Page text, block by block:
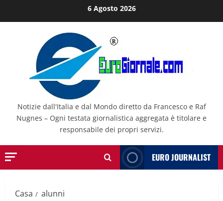
al
6 Agosto 2026
Notizie dall'Italia e dal Mondo diretto da Francesco e Raf
Nugnes – Ogni testata giornalistica aggregata è titolare e
responsabile dei propri servizi.
EURO JOURNALIST
Casa alunni